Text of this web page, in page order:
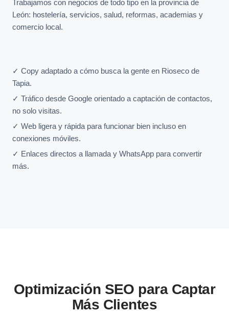
Trabajamos con negocios de todo tipo en la provincia de
León: hostelería, servicios, salud, reformas, academias y
comercio local.
✓ Copy adaptado a cómo busca la gente en Rioseco de
Tapia.
✓ Tráfico desde Google orientado a captación de contactos,
no solo visitas.
✓ Web ligera y rápida para funcionar bien incluso en
conexiones móviles.
✓ Enlaces directos a llamada y WhatsApp para convertir
más.
Optimización SEO para Captar
Más Clientes